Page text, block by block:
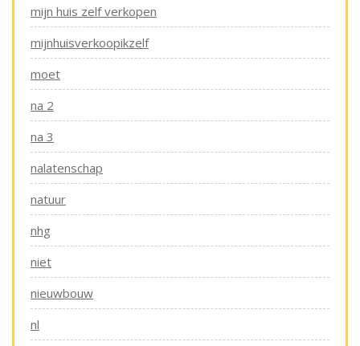
mijn huis zelf verkopen
mijnhuisverkoopikzelf
moet
na 2
na 3
nalatenschap
natuur
nhg
niet
nieuwbouw
nl